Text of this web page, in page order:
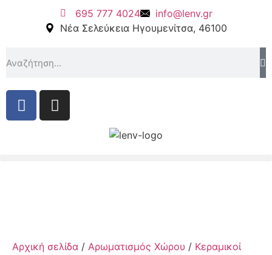
695 777 4024
info@lenv.gr
Νέα Σελεύκεια Ηγουμενίτσα, 46100
Αρχική σελίδα / Αρωματισμός Χώρου / Kεραμικοί